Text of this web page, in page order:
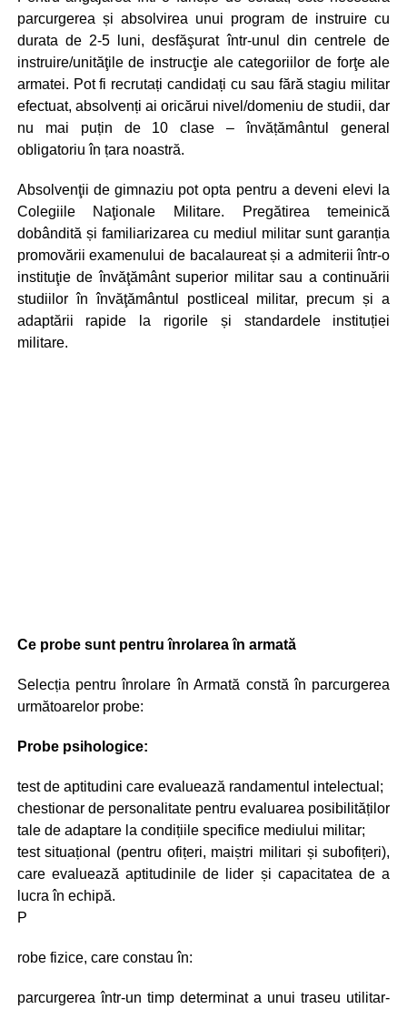
parcurgerea și absolvirea unui program de instruire cu
durata de 2-5 luni, desfăşurat într-unul din centrele de
instruire/unităţile de instrucţie ale categoriilor de forţe ale
armatei. Pot fi recrutați candidați cu sau fără stagiu militar
efectuat, absolvenți ai oricărui nivel/domeniu de studii, dar
nu mai puțin de 10 clase – învățământul general
obligatoriu în țara noastră.
Absolvenţii de gimnaziu pot opta pentru a deveni elevi la
Colegiile Naţionale Militare. Pregătirea temeinică
dobândită și familiarizarea cu mediul militar sunt garanția
promovării examenului de bacalaureat și a admiterii într-o
instituţie de învăţământ superior militar sau a continuării
studiilor în învăţământul postliceal militar, precum și a
adaptării rapide la rigorile și standardele instituției
militare.
Ce probe sunt pentru înrolarea în armată
Selecția pentru înrolare în Armată constă în parcurgerea
următoarelor probe:
Probe psihologice:
test de aptitudini care evaluează randamentul intelectual;
chestionar de personalitate pentru evaluarea posibilităților
tale de adaptare la condițiile specifice mediului militar;
test situațional (pentru ofițeri, maiștri militari și subofițeri),
care evaluează aptitudinile de lider și capacitatea de a
lucra în echipă.
P
robe fizice, care constau în:
parcurgerea într-un timp determinat a unui traseu utilitar-